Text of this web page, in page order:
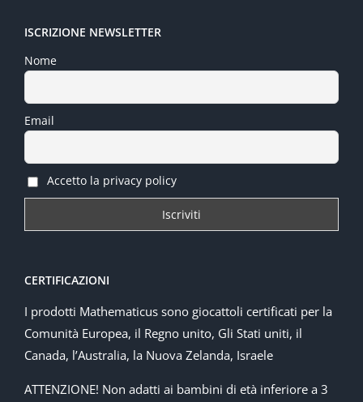
ISCRIZIONE NEWSLETTER
Nome
Email
Accetto la privacy policy
CERTIFICAZIONI
I prodotti Mathematicus sono giocattoli certificati per la
Comunità Europea, il Regno unito, Gli Stati uniti, il
Canada, l’Australia, la Nuova Zelanda, Israele
ATTENZIONE! Non adatti ai bambini di età inferiore a 3